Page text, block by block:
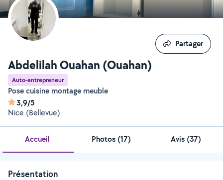
Abdelilah Ouahan (Ouahan)
Auto-entrepreneur
Pose cuisine montage meuble
3,9/5
Nice (Bellevue)
Partager
Partager
Accueil Photos (17) Avis (37)
Présentation